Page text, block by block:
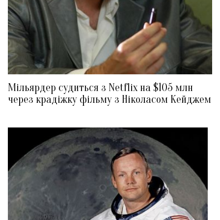
Мільярдер судиться з Netflix на $105 млн
через крадіжку фільму з Ніколасом Кейджем